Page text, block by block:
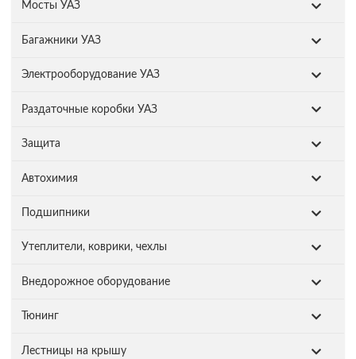
Мосты УАЗ
Багажники УАЗ
Электрооборудование УАЗ
Раздаточные коробки УАЗ
Защита
Автохимия
Подшипники
Утеплители, коврики, чехлы
Внедорожное оборудование
Тюнинг
Лестницы на крышу